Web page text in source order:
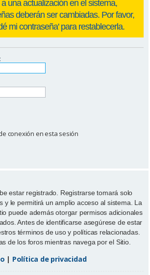
conexión en esta sesión
estar registrado. Registrarse tomará solo
y le permitirá un amplio acceso al sistema. La
puede además otorgar permisos adicionales
Antes de identificarse asegúrese de estar
términos de uso y políticas relacionadas.
de los foros mientras navega por el Sitio.
| Política de privacidad